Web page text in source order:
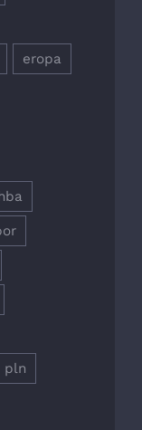
eropa
hba
pln